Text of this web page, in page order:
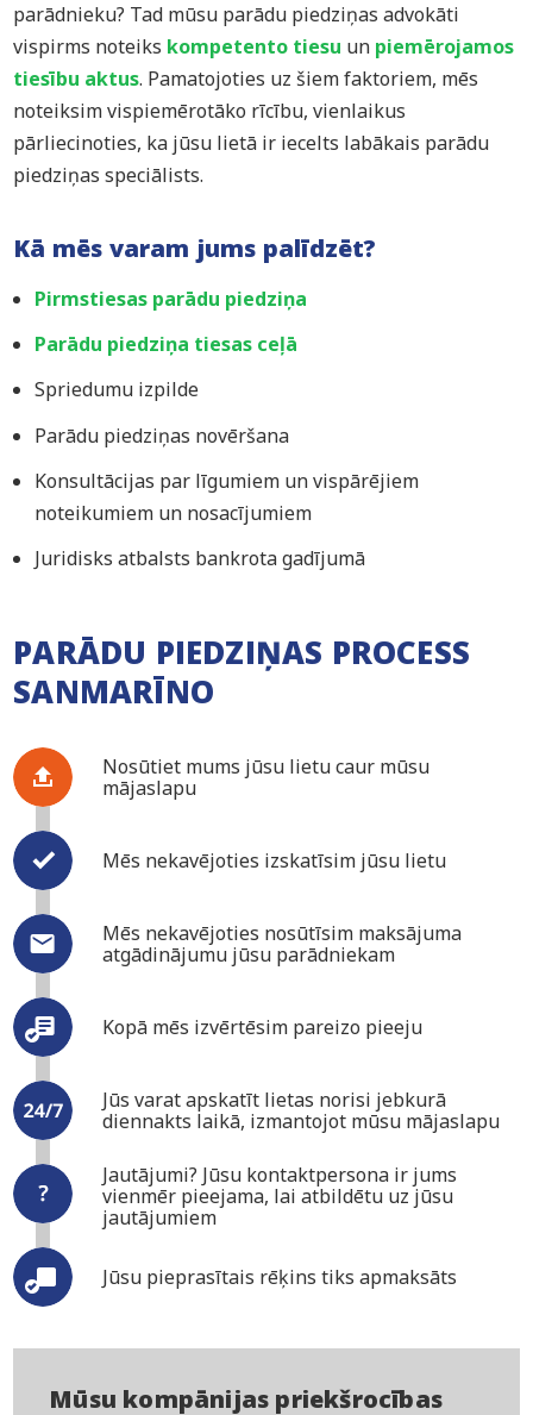
parādnieku? Tad mūsu parādu piedziņas advokāti
vispirms noteiks kompetento tiesu un piemērojamos
tiesību aktus. Pamatojoties uz šiem faktoriem, mēs
noteiksim vispiemērotāko rīcību, vienlaikus
pārliecinoties, ka jūsu lietā ir iecelts labākais parādu
piedziņas speciālists.
Kā mēs varam jums palīdzēt?
Pirmstiesas parādu piedziņa
Parādu piedziņa tiesas ceļā
Spriedumu izpilde
Parādu piedziņas novēršana
Konsultācijas par līgumiem un vispārējiem
noteikumiem un nosacījumiem
Juridisks atbalsts bankrota gadījumā
PARĀDU PIEDZIŅAS PROCESS
SANMARĪNO
Nosūtiet mums jūsu lietu caur mūsu
mājaslapu
Mēs nekavējoties izskatīsim jūsu lietu
Mēs nekavējoties nosūtīsim maksājuma
atgādinājumu jūsu parādniekam
Kopā mēs izvērtēsim pareizo pieeju
Jūs varat apskatīt lietas norisi jebkurā
diennakts laikā, izmantojot mūsu mājaslapu
Jautājumi? Jūsu kontaktpersona ir jums
vienmēr pieejama, lai atbildētu uz jūsu
jautājumiem
Jūsu pieprasītais rēķins tiks apmaksāts
Mūsu kompānijas priekšrocības